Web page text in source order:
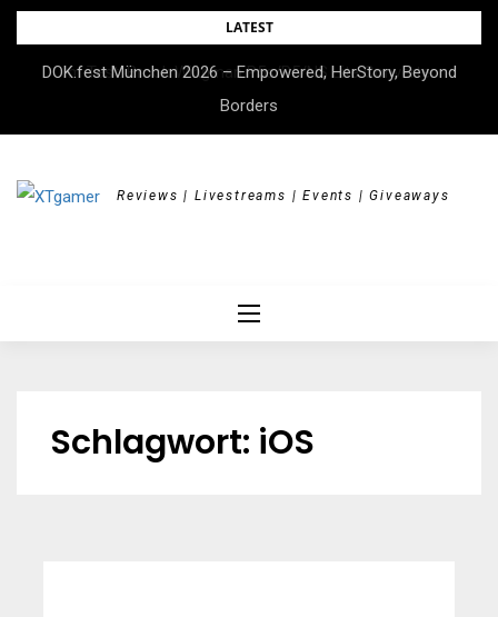
Skip
content
LATEST
DOK.fest München 2026 – Empowered, HerStory, Beyond
Borders
Reviews | Livestreams | Events | Giveaways
Schlagwort: iOS